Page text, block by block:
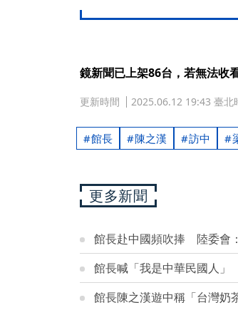
鏡新聞已上架86台，若無法收
更新時間 2025.06.12 19:43 臺北
館長 陳之漢 訪中
更多新聞
館長赴中國頻吹捧 陸委會
館長喊「我是中華民國人
館長陳之漢遊中稱「台灣